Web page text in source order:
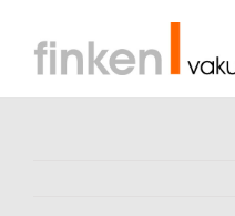
content